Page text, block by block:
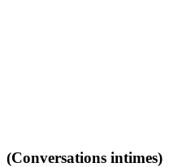
(Conversations intimes)